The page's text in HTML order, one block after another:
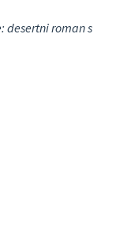
desertni roman s